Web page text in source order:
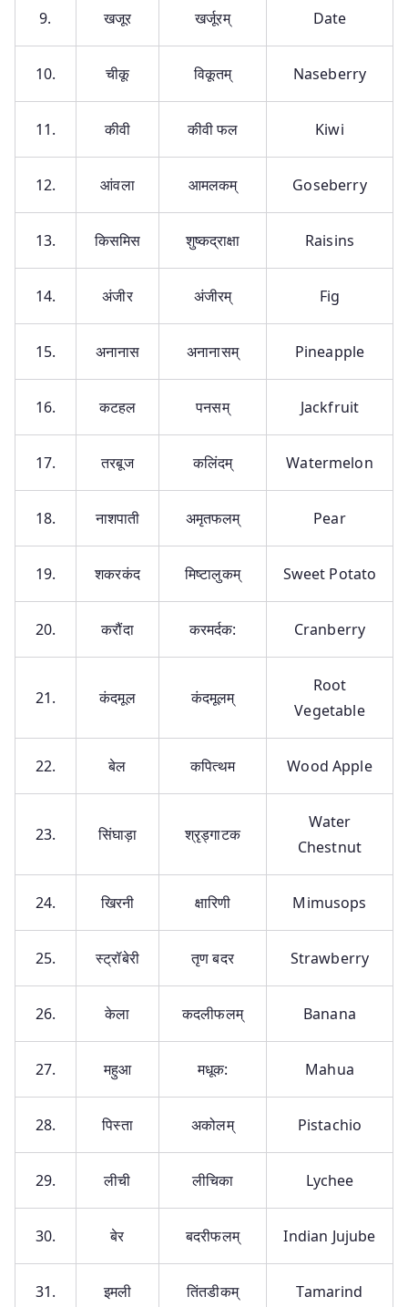
9. खजूर खर्जूरम् Date
10. चीकू विकूतम् Naseberry
11. कीवी कीवी फल Kiwi
12. आंवला आमलकम् Goseberry
13. किसमिस शुष्कद्राक्षा Raisins
14. अंजीर अंजीरम् Fig
15. अनानास अनानासम् Pineapple
16. कटहल पनसम् Jackfruit
17. तरबूज कलिंदम् Watermelon
18. नाशपाती अमृतफलम् Pear
19. शकरकंद मिष्टालुकम् Sweet Potato
20. करौंदा करमर्दक: Cranberry
21. कंदमूल कंदमूलम्
Root
Vegetable
22. बेल कपित्थम Wood Apple
23. सिंघाड़ा श्रृड्गाटक
Water
Chestnut
24. खिरनी क्षारिणी Mimusops
25. स्ट्रॉबेरी तृण बदर Strawberry
26. केला कदलीफलम् Banana
27. महुआ मधूक: Mahua
28. पिस्ता अकोलम् Pistachio
29. लीची लीचिका Lychee
30. बेर बदरीफलम् Indian Jujube
31. इमली तिंतडीकम् Tamarind